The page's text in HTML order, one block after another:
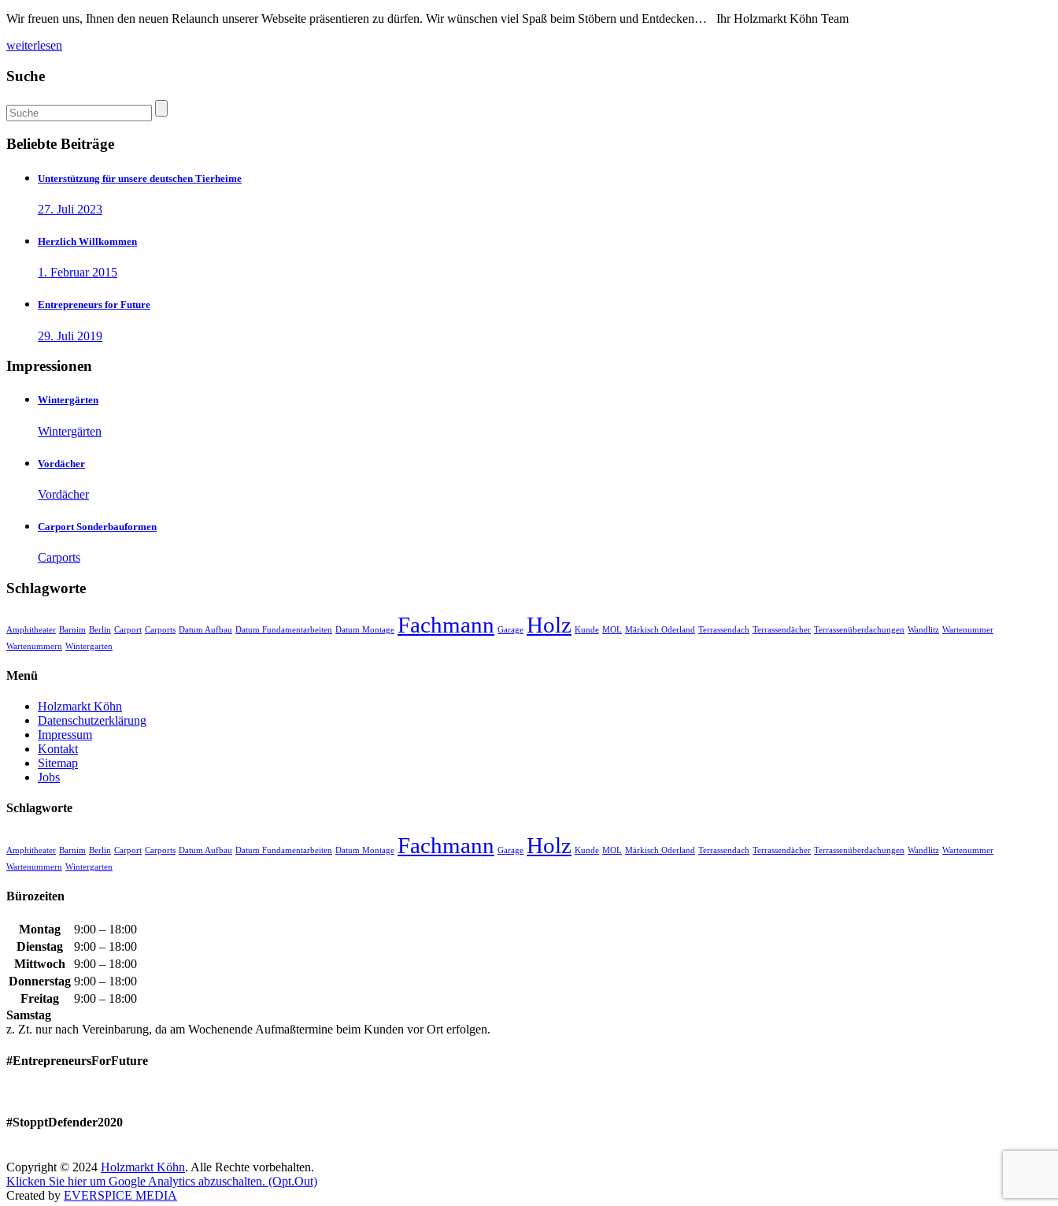
Wir freuen uns, Ihnen den neuen Relaunch unserer Webseite präsentieren zu dürfen. Wir wünschen viel Spaß beim Stöbern und Entdecken… Ihr Holzmarkt Köhn Team
weiterlesen
Suche
Beliebte Beiträge
Unterstützung für unsere deutschen Tierheime
27. Juli 2023
Herzlich Willkommen
1. Februar 2015
Entrepreneurs for Future
29. Juli 2019
Impressionen
Wintergärten
Wintergärten
Vordächer
Vordächer
Carport Sonderbauformen
Carports
Schlagworte
Amphitheater Barnim Berlin Carport Carports Datum Aufbau Datum Fundamentarbeiten Datum Montage Fachmann Garage Holz Kunde MOL Märkisch Oderland Terrassendach Terrassendächer Terrassenüberdachungen Wandlitz Wartenummer
Wartenummern Wintergarten
Menü
Holzmarkt Köhn
Datenschutzerklärung
Impressum
Kontakt
Sitemap
Jobs
Schlagworte
Amphitheater Barnim Berlin Carport Carports Datum Aufbau Datum Fundamentarbeiten Datum Montage Fachmann Garage Holz Kunde MOL Märkisch Oderland Terrassendach Terrassendächer Terrassenüberdachungen Wandlitz Wartenummer
Wartenummern Wintergarten
Bürozeiten
Montag
9:00 – 18:00
Dienstag
9:00 – 18:00
Mittwoch
9:00 – 18:00
Donnerstag 9:00 – 18:00
Freitag
9:00 – 18:00
Samstag
z. Zt. nur nach Vereinbarung, da am Wochenende Aufmaßtermine beim Kunden vor Ort erfolgen.
#EntrepreneursForFuture
#StopptDefender2020
Copyright © 2024 Holzmarkt Köhn. Alle Rechte vorbehalten.
Klicken Sie hier um Google Analytics abzuschalten. (Opt.Out)
Created by EVERSPICE MEDIA